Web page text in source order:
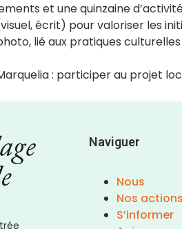
et une quinzaine
écrit) pour valoriser les
lié aux pratiques
: participer au projet
Naviguer
Nous
Nos actions
S’informer